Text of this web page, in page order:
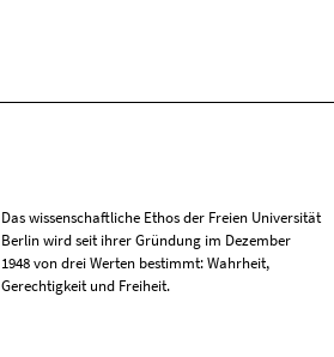
Das wissenschaftliche Ethos der Freien Universität
Berlin wird seit ihrer Gründung im Dezember
1948 von drei Werten bestimmt: Wahrheit,
Gerechtigkeit und Freiheit.